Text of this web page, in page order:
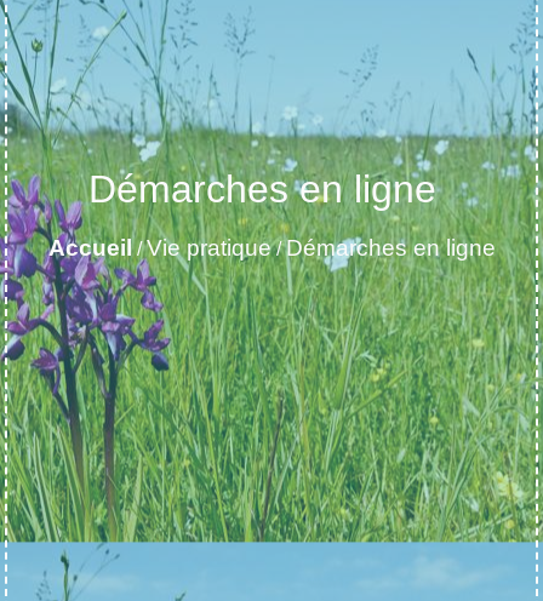
Démarches en ligne
Accueil /Vie pratique/Démarches en ligne